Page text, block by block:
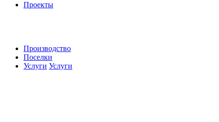
Проекты
Производство
Поселки
Услуги Услуги